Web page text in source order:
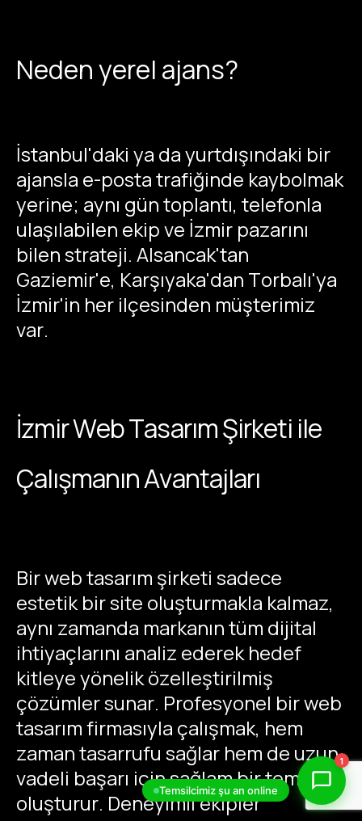
Neden yerel ajans?
İstanbul'daki ya da yurtdışındaki bir
ajansla e-posta trafiğinde kaybolmak
yerine; aynı gün toplantı, telefonla
ulaşılabilen ekip ve İzmir pazarını
bilen strateji. Alsancak'tan
Gaziemir'e, Karşıyaka'dan Torbalı'ya
İzmir'in her ilçesinden müşterimiz
var.
İzmir Web Tasarım Şirketi ile
Çalışmanın Avantajları
Bir web tasarım şirketi sadece
estetik bir site oluşturmakla kalmaz,
aynı zamanda markanın tüm dijital
ihtiyaçlarını analiz ederek hedef
kitleye yönelik özelleştirilmiş
çözümler sunar. Profesyonel bir web
tasarım firmasıyla çalışmak, hem
zaman tasarrufu sağlar hem de uzun
vadeli başarı için sağlam bir temel
oluşturur. Deneyimli ekipler
Temsilcimiz şu an online
1